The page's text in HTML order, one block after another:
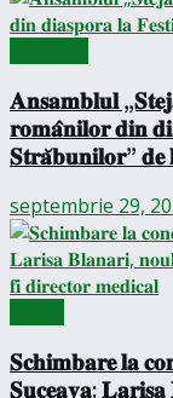
𝐀𝐧𝐬𝐚𝐦𝐛𝐥𝐮𝐥
𝐫𝐨𝐦𝐚̂𝐧𝐢𝐥𝐨𝐫 𝐝𝐢𝐧
𝐒𝐭𝐫𝐚̆𝐛𝐮𝐧𝐢𝐥𝐨𝐫” 𝐝𝐞
septembrie 29,
𝐒𝐜𝐡𝐢𝐦𝐛𝐚𝐫𝐞 𝐥𝐚
𝐒𝐮𝐜𝐞𝐚𝐯𝐚: